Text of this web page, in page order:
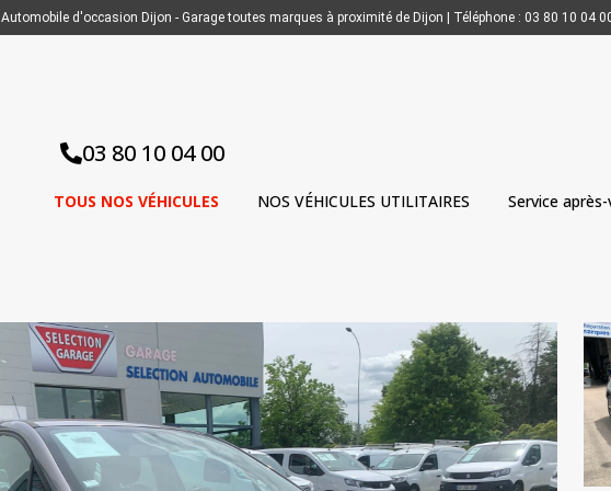
Automobile d'occasion Dijon - Garage toutes marques à proximité de Dijon | Téléphone : 03 80 10 04
03 80 10 04 00
TOUS NOS VÉHICULES NOS VÉHICULES UTILITAIRES Service